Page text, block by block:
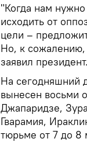
"Когда нам
исходить от
цели –
Но, к сожалению,
заявил президент.
На сегодняшний
вынесен восьми
Джапаридзе,
Гварамия,
тюрьме от 7 до 8